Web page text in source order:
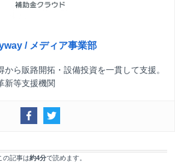
/ メディア事業部
から販路開拓・設備投資を一貫して支援。
等支援機関
の記事は約4分で読めます。